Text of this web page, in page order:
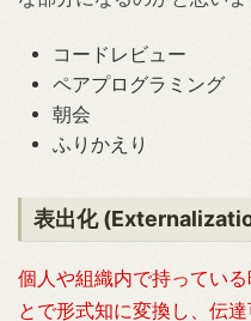
コードレビュー
ペアプログラミング
朝会
ふりかえり
表出化
個人や組織内で持ってい
とで形式知に変換し、伝